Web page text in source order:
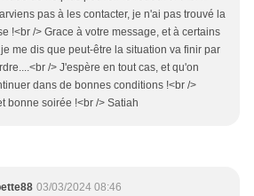
pas à les contacter, je n'ai pas trouvé la
!<br /> Grace à votre message, et à certains
me dis que peut-être la situation va finir par
/> J'espère en tout cas, et qu'on
dans de bonnes conditions !<br />
bonne soirée !<br /> Satiah
03/03/2024 08:46